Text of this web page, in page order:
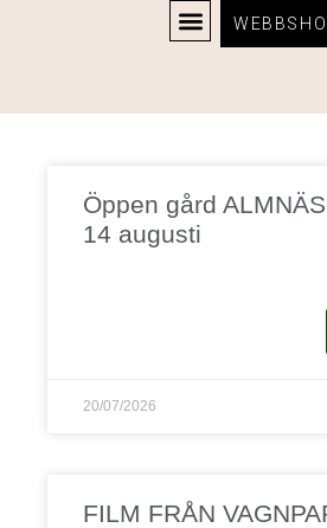
Öppen gård
14 augusti
20/07/2026
FILM FRÅN